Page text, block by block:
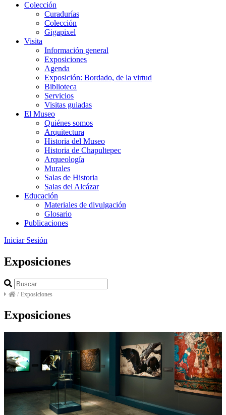
Colección
Curadurías
Colección
Gigapixel
Visita
Información general
Exposiciones
Agenda
Exposición: Bordado, de la virtud
Biblioteca
Servicios
Visitas guiadas
El Museo
Quiénes somos
Arquitectura
Historia del Museo
Historia de Chapultepec
Arqueología
Murales
Salas de Historia
Salas del Alcázar
Educación
Materiales de divulgación
Glosario
Publicaciones
Iniciar Sesión
Exposiciones
/ Exposiciones
Exposiciones